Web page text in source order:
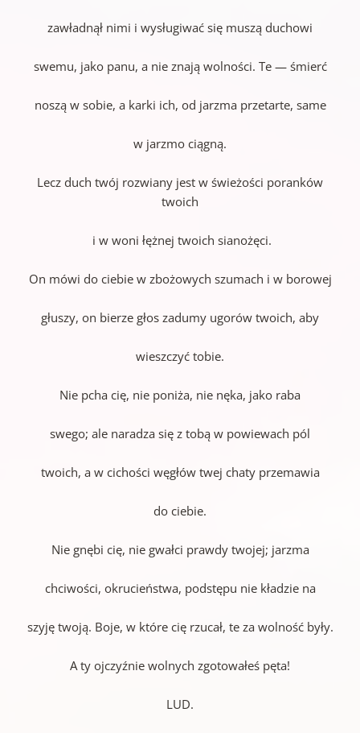
zawładnął nimi i wysługiwać się muszą duchowi
swemu, jako panu, a nie znają wolności. Te — śmierć
noszą w sobie, a karki ich, od jarzma przetarte, same
w jarzmo ciągną.
Lecz duch twój rozwiany jest w świeżości poranków
twoich
i w woni łężnej twoich sianożęci.
On mówi do ciebie w zbożowych szumach i w borowej
głuszy, on bierze głos zadumy ugorów twoich, aby
wieszczyć tobie.
Nie pcha cię, nie poniża, nie nęka, jako raba
swego; ale naradza się z tobą w powiewach pól
twoich, a w cichości węgłów twej chaty przemawia
do ciebie.
Nie gnębi cię, nie gwałci prawdy twojej; jarzma
chciwości, okrucieństwa, podstępu nie kładzie na
szyję twoją. Boje, w które cię rzucał, te za wolność były.
A ty ojczyźnie wolnych zgotowałeś pęta!
LUD.